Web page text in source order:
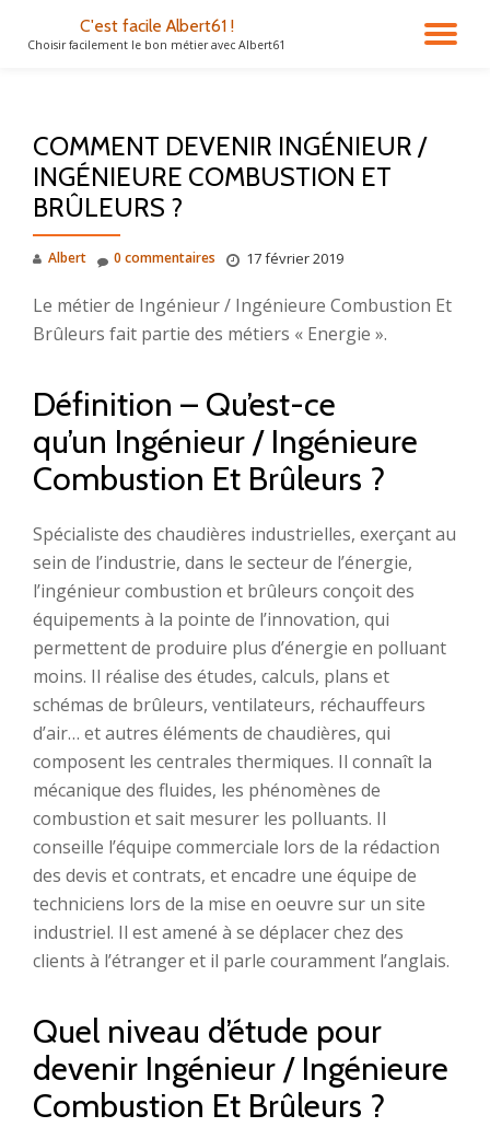
C'est facile Albert61 !
Choisir facilement le bon métier avec Albert61
COMMENT DEVENIR INGÉNIEUR /
INGÉNIEURE COMBUSTION ET
BRÛLEURS ?
Albert 17 février 2019
0 commentaires
Le métier de Ingénieur / Ingénieure Combustion Et
Brûleurs fait partie des métiers « Energie ».
Définition – Qu’est-ce
qu’un Ingénieur / Ingénieure
Combustion Et Brûleurs ?
Spécialiste des chaudières industrielles, exerçant au
sein de l’industrie, dans le secteur de l’énergie,
l’ingénieur combustion et brûleurs conçoit des
équipements à la pointe de l’innovation, qui
permettent de produire plus d’énergie en polluant
moins. Il réalise des études, calculs, plans et
schémas de brûleurs, ventilateurs, réchauffeurs
d’air… et autres éléments de chaudières, qui
composent les centrales thermiques. Il connaît la
mécanique des fluides, les phénomènes de
combustion et sait mesurer les polluants. Il
conseille l’équipe commerciale lors de la rédaction
des devis et contrats, et encadre une équipe de
techniciens lors de la mise en oeuvre sur un site
industriel. Il est amené à se déplacer chez des
clients à l’étranger et il parle couramment l’anglais.
Quel niveau d’étude pour
devenir Ingénieur / Ingénieure
Combustion Et Brûleurs ?